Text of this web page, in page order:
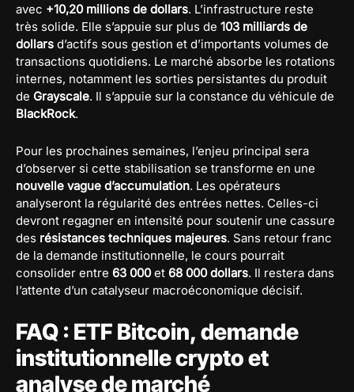
avec +10,20 millions de dollars. L’infrastructure reste
très solide. Elle s’appuie sur plus de 103 milliards de
dollars d’actifs sous gestion et d’importants volumes de
transactions quotidiens. Le marché absorbe les rotations
internes, notamment les sorties persistantes du produit
de Grayscale. Il s’appuie sur la constance du véhicule de
BlackRock.
Pour les prochaines semaines, l’enjeu principal sera
d’observer si cette stabilisation se transforme en une
nouvelle vague d’accumulation. Les opérateurs
analyseront la régularité des entrées nettes. Celles-ci
devront regagner en intensité pour soutenir une cassure
des résistances techniques majeures. Sans retour franc
de la demande institutionnelle, le cours pourrait
consolider entre 63 000et 68 000 dollars. Il restera dans
l’attente d’un catalyseur macroéconomique décisif.
FAQ : ETF Bitcoin, demande
institutionnelle crypto et
analyse de marché